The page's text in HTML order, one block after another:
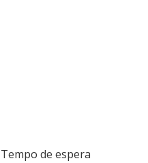
Tempo de espera